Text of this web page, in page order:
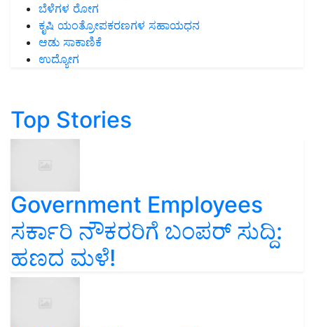
ಬೆಳೆಗಳ ರೋಗ
ಕೃಷಿ ಯಂತ್ರೋಪಕರಣಗಳ ಸಹಾಯಧನ
ಆಡು ಸಾಕಾಣಿಕೆ
ಉದ್ಯೋಗ
Top Stories
Government Employees
ಸರ್ಕಾರಿ ನೌಕರರಿಗೆ ಬಂಪರ್‌ ಸುದ್ದಿ:
ಹಣದ ಮಳೆ!